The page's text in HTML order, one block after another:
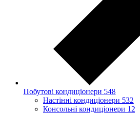
Побутові кондиціонери 548
Настінні кондиціонери 532
Консольні кондиціонери 12